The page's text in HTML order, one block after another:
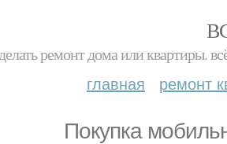
ремонт дома или квартиры.
главная ремонт
Покупка